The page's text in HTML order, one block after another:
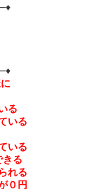
る
いる
いる
る
れる
０円